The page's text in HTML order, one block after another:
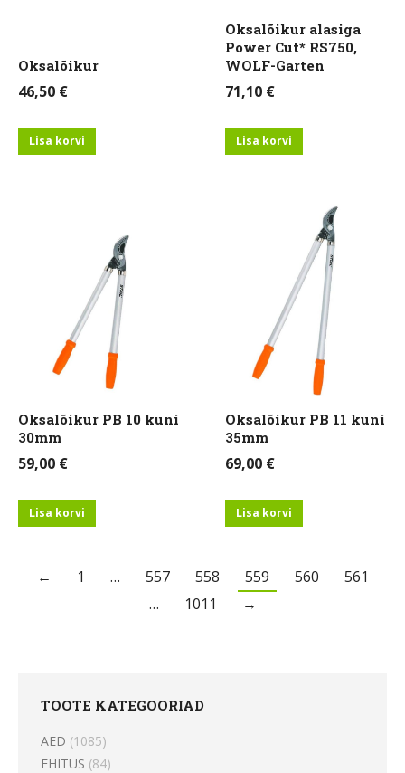
Oksalõikur
46,50 €
Lisa korvi
Oksalõikur alasiga
Power Cut* RS750,
WOLF-Garten
71,10 €
Lisa korvi
Oksalõikur PB 10 kuni
30mm
59,00 €
Lisa korvi
Oksalõikur PB 11 kuni
35mm
69,00 €
Lisa korvi
← 1 … 557 558 559 560
561
…
1011 →
TOOTE KATEGOORIAD
AED (1085)
EHITUS (84)